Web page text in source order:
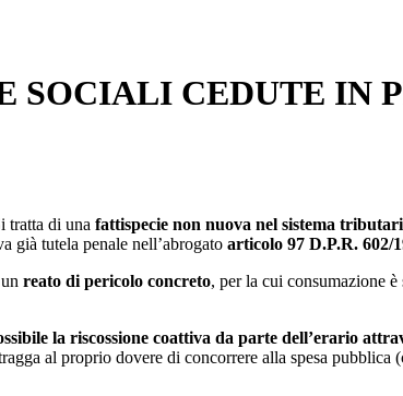
SOCIALI CEDUTE IN
tratta di una fattispecie non nuova nel sistema
già tutela penale nell’abrogato articolo 97 D.P.R. 602/
reato di pericolo concreto, per la cui consumazione
la riscossione coattiva da parte dell’erario
al proprio dovere di concorrere alla spesa pubblica